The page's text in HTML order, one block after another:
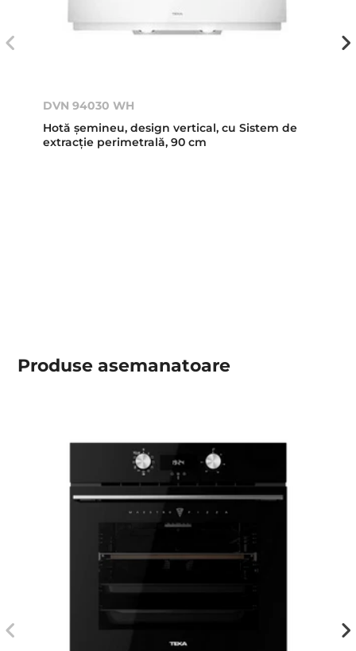
DVN 94030 WH
Hotă şemineu, design vertical, cu Sistem de
extracţie perimetrală, 90 cm
Produse asemanatoare